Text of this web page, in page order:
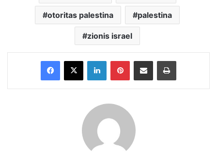
otoritas palestina palestina
zionis israel
Facebook
X LinkedInPinterestShare via Email Print